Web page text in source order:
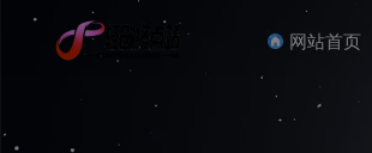
网站首页